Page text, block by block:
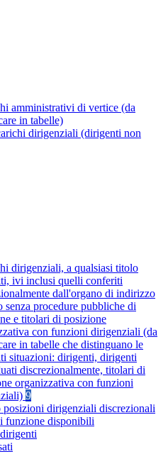
amministrativi di vertice (da
in tabelle)
dirigenziali (dirigenti non
dirigenziali, a qualsiasi titolo
ivi inclusi quelli conferiti
dall'organo di indirizzo
senza procedure pubbliche di
e titolari di posizione
con funzioni dirigenziali (da
in tabelle che distinguano le
situazioni: dirigenti, dirigenti
discrezionalmente, titolari di
organizzativa con funzioni
9
posizioni dirigenziali discrezionali
funzione disponibili